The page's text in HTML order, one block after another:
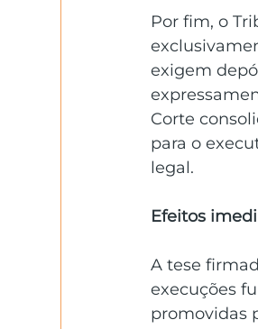
Por fim, o
exigem
Corte
para o
legal.
Efeitos
A tese
execuções
promovidas